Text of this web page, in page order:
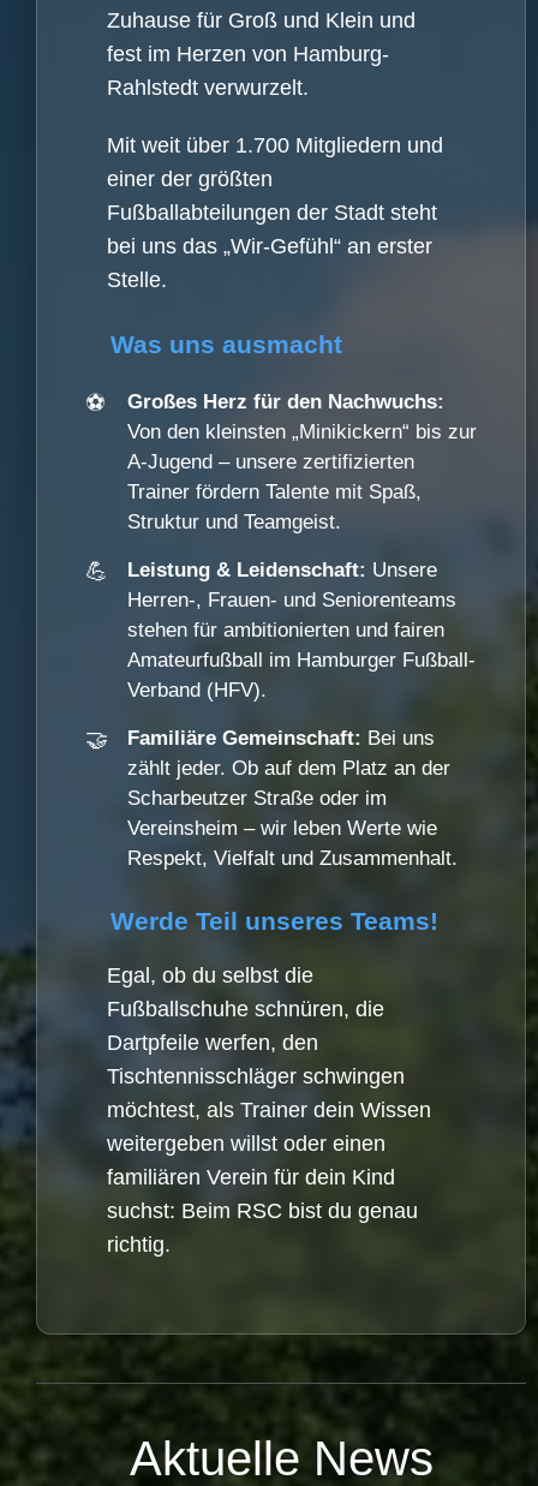
Zuhause für Groß und Klein und
fest im Herzen von Hamburg-
Rahlstedt verwurzelt.
Mit weit über 1.700 Mitgliedern und
einer der größten
Fußballabteilungen der Stadt steht
bei uns das „Wir-Gefühl“ an erster
Stelle.
Was uns ausmacht
⚽
Großes Herz für den Nachwuchs:
Von den kleinsten „Minikickern“ bis zur
A-Jugend – unsere zertifizierten
Trainer fördern Talente mit Spaß,
Struktur und Teamgeist.
💪 Leistung & Leidenschaft: Unsere
Herren-, Frauen- und Seniorenteams
stehen für ambitionierten und fairen
Amateurfußball im Hamburger Fußball-
Verband (HFV).
🤝 Familiäre Gemeinschaft: Bei uns
zählt jeder. Ob auf dem Platz an der
Scharbeutzer Straße oder im
Vereinsheim – wir leben Werte wie
Respekt, Vielfalt und Zusammenhalt.
Werde Teil unseres Teams!
Egal, ob du selbst die
Fußballschuhe schnüren, die
Dartpfeile werfen, den
Tischtennisschläger schwingen
möchtest, als Trainer dein Wissen
weitergeben willst oder einen
familiären Verein für dein Kind
suchst: Beim RSC bist du genau
richtig.
Aktuelle News